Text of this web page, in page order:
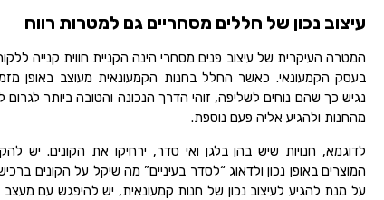
עיצוב נכון של חללים מסחריים גם למטרות רווח
המטרה העיקרית של עיצוב פנים מסחרי הינה הקניית חווית קנייה
בעסק הקמעונאי. כאשר החלל בחנות הקמעונאית מעוצב באופן
נגיש כך שהם נוחים לשליפה, זוהי הדרך הנכונה והטובה ביותר לגרום
מהחנות ולהגיע אליה פעם נוספת.
לדוגמא, חנויות שיש בהן בלגן ואי סדר, ירחיקו את הקונים. יש
המוצרים באופן נכון ולדאוג “לסדר בעיניים” מה שיקל על הקונים
על מנת להגיע לעיצוב נכון של חנות קמעונאית, יש להיפגש עם